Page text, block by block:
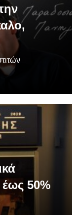
50%